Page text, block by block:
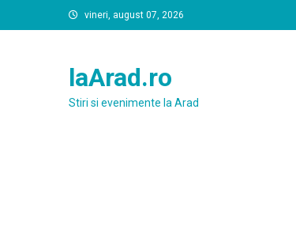
to
vineri, august 07, 2026
laArad.ro
Stiri si evenimente la Arad